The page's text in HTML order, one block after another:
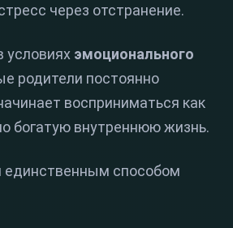
через отстранение.
условиях эмоционального
родители постоянно
восприниматься как
богатую внутреннюю жизнь.
единственным способом